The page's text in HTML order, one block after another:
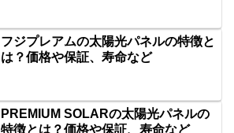
フジプレアムの太陽光パネルの特徴と
は？価格や保証、寿命など
PREMIUM SOLARの太陽光パネルの
特徴とは？価格や保証、寿命など